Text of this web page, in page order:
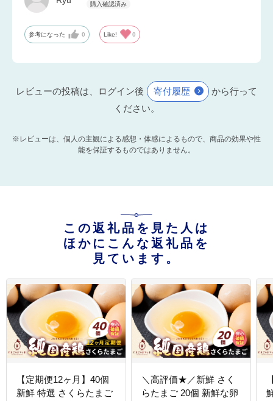
参考になった 0 Like! 0
レビューの投稿は、ログイン後 寄付履歴
から行って
ください。
※レビューは、個人の主観による感想・体感によるもので、商品の効果や性
能を保証するものではありません。
この返礼品を見た人は
ほかにこんな返礼品を
見ています。
【定期便12ヶ月】40個
新鮮 特選 さくらたまご
＼高評価★／新鮮 さく
らたまご 20個 新鮮な卵